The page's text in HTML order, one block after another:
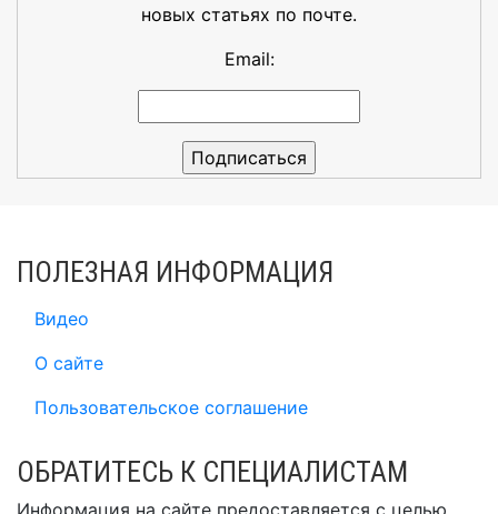
новых статьях по почте.
Email:
ПОЛЕЗНАЯ ИНФОРМАЦИЯ
Видео
О сайте
Пользовательское соглашение
ОБРАТИТЕСЬ К СПЕЦИАЛИСТАМ
Информация на сайте предоставляется с целью